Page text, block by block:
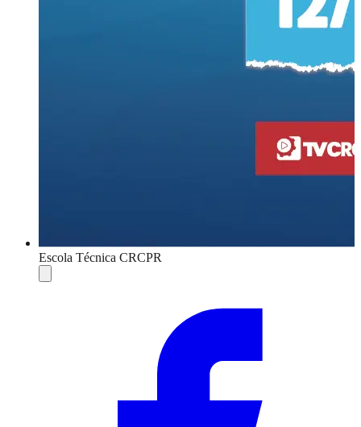
Escola Técnica CRCPR
Compartilhar